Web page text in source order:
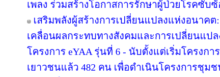
เพลง ร่วมสร้างโอกาสการรักษาผู้ป่วยโรคซั
เสริมพลังผู้สร้างการเปลี่ยนแปลงแห่งอนาค
เคลื่อนผลกระทบทางสังคมและการเปลี่ยนแป
โครงการ eYAA รุ่นที่ 6 - นับตั้งแต่เริ่มโครงกา
เยาวชนแล้ว 482 คน เพื่อดำเนินโครงการชุมช